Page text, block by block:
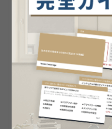
も独立直前に結婚
済不安に陥り貯蓄が
を覚える。
人生で初めて家計
的な改善により失
を発見。自分の経
じ道を歩まないよ
ホーム検討者向けFP